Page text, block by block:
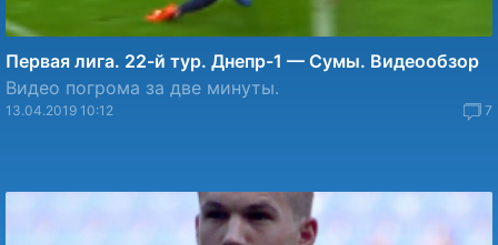
Первая лига. 22-й тур. Днепр-1 — Сумы. Видеообзор
Видео погрома за две минуты.
13.04.2019 10:12 7